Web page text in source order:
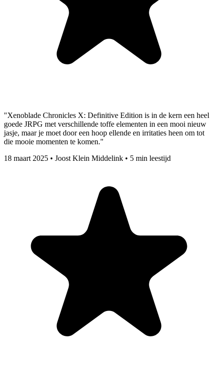
"Xenoblade Chronicles X: Definitive Edition is in de kern een heel
goede JRPG met verschillende toffe elementen in een mooi nieuw
jasje, maar je moet door een hoop ellende en irritaties heen om tot
die mooie momenten te komen."
18 maart 2025 • Joost Klein Middelink • 5 min leestijd